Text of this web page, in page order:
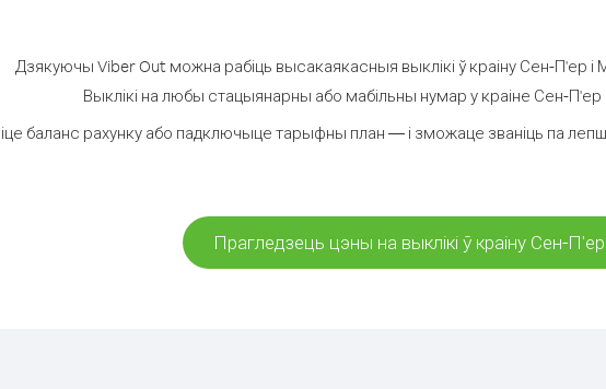
Дзякуючы Viber Out можна рабіць высакаякасныя выклікі ў краіну Сен-П'ер і
Выклікі на любы стацыянарны або мабільны нумар у краіне Сен-П'ер і
баланс рахунку або падключыце тарыфны план — і зможаце званіць па
Прагледзець цэны на выклікі ў краіну Сен-